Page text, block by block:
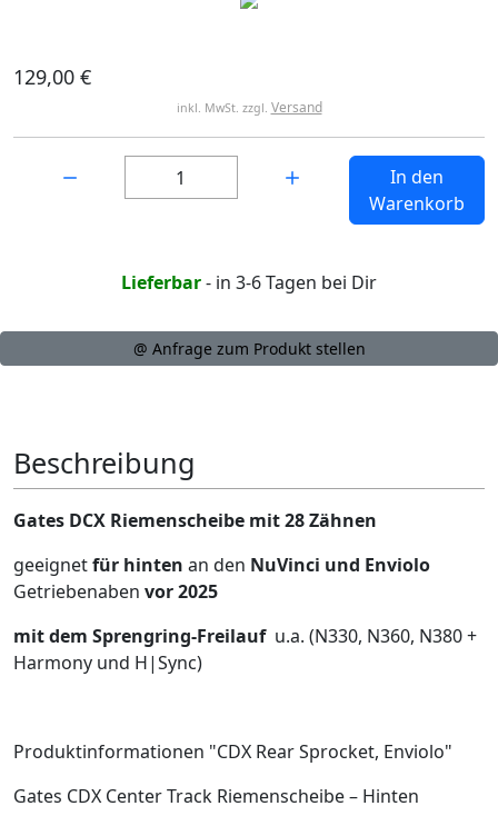
129,00 €
inkl. MwSt. zzgl. Versand
In den
Warenkorb
Lieferbar- in 3-6 Tagen bei Dir
@ Anfrage zum Produkt stellen
Beschreibung
Gates DCX Riemenscheibe mit 28 Zähnen
geeignetfür hinten an den NuVinci und Enviolo
Getriebenaben vor 2025
mit dem Sprengring-Freilauf u.a. (N330, N360, N380 +
Harmony und H|Sync)
Produktinformationen "CDX Rear Sprocket, Enviolo"
Gates CDX Center Track Riemenscheibe – Hinten